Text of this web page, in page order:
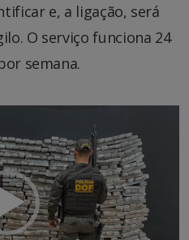
e, a ligação, será
O serviço funciona 24
semana.